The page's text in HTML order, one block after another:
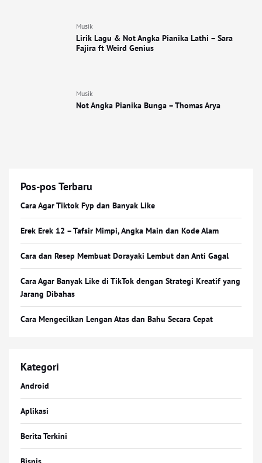
Musik
Lirik Lagu & Not Angka Pianika Lathi – Sara
Fajira ft Weird Genius
Musik
Not Angka Pianika Bunga – Thomas Arya
Pos-pos Terbaru
Cara Agar Tiktok Fyp dan Banyak Like
Erek Erek 12 – Tafsir Mimpi, Angka Main dan Kode Alam
Cara dan Resep Membuat Dorayaki Lembut dan Anti Gagal
Cara Agar Banyak Like di TikTok dengan Strategi Kreatif yang
Jarang Dibahas
Cara Mengecilkan Lengan Atas dan Bahu Secara Cepat
Kategori
Android
Aplikasi
Berita Terkini